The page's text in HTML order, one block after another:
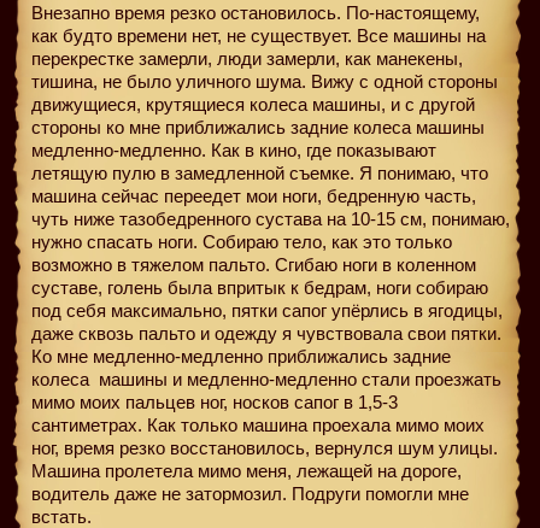
Внезапно время резко остановилось. По-настоящему,
как будто времени нет, не существует. Все машины на
перекрестке замерли, люди замерли, как манекены,
тишина, не было уличного шума. Вижу с одной стороны
движущиеся, крутящиеся колеса машины, и с другой
стороны ко мне приближались задние колеса машины
медленно-медленно. Как в кино, где показывают
летящую пулю в замедленной съемке. Я понимаю, что
машина сейчас переедет мои ноги, бедренную часть,
чуть ниже тазобедренного сустава на 10-15 см, понимаю,
нужно спасать ноги. Собираю тело, как это только
возможно в тяжелом пальто. Сгибаю ноги в коленном
суставе, голень была впритык к бедрам, ноги собираю
под себя максимально, пятки сапог упёрлись в ягодицы,
даже сквозь пальто и одежду я чувствовала свои пятки.
Ко мне медленно-медленно приближались задние
колеса машины и медленно-медленно стали проезжать
мимо моих пальцев ног, носков сапог в 1,5-3
сантиметрах. Как только машина проехала мимо моих
ног, время резко восстановилось, вернулся шум улицы.
Машина пролетела мимо меня, лежащей на дороге,
водитель даже не затормозил. Подруги помогли мне
встать.